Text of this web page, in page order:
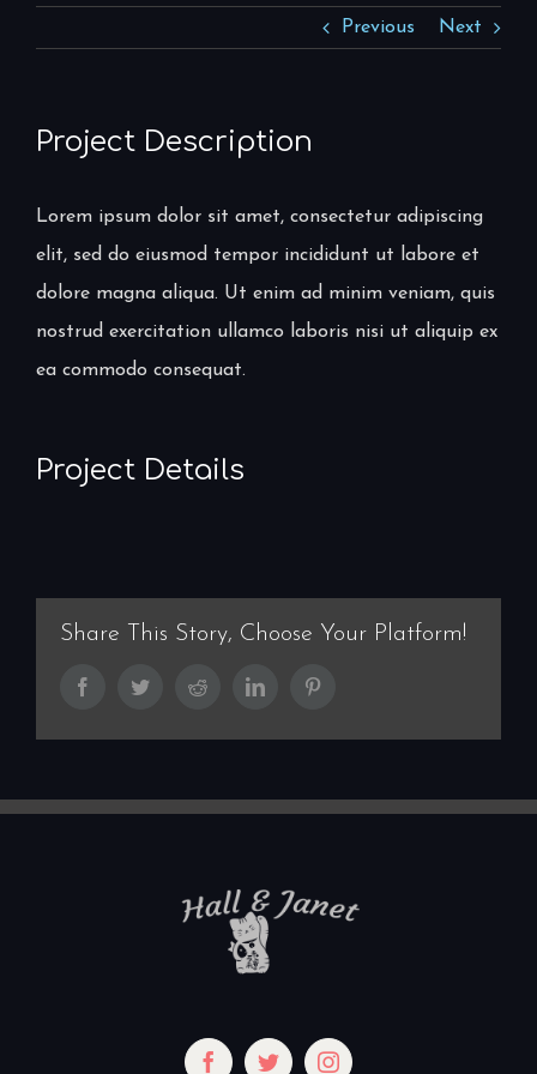
Previous Next
Project Description
Lorem ipsum dolor sit amet, consectetur adipiscing
elit, sed do eiusmod tempor incididunt ut labore et
dolore magna aliqua. Ut enim ad minim veniam, quis
nostrud exercitation ullamco laboris nisi ut aliquip ex
ea commodo consequat.
Project Details
Share This Story, Choose Your Platform!
FacebookTwitterReddit LinkedIn